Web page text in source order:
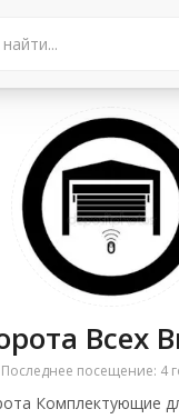
Всех
Последнее посещение: 4
Комплектующие